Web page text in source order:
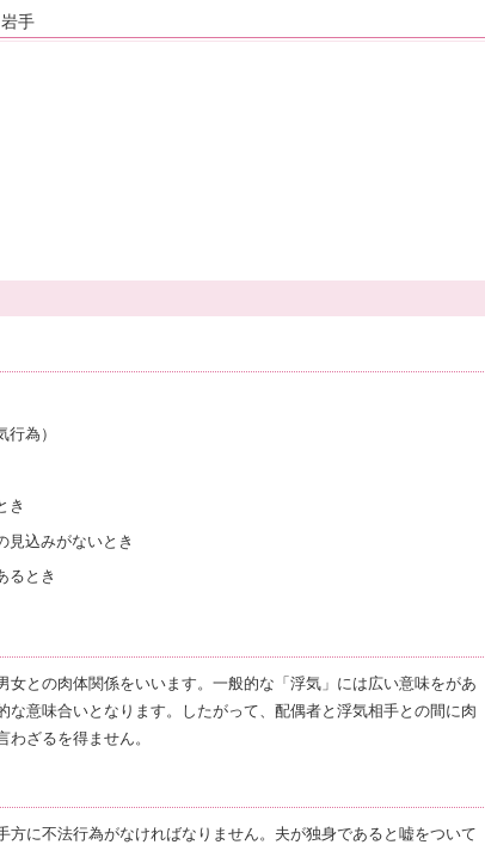
手
為）
き
見込みがないとき
るとき
女との肉体関係をいいます。一般的な「浮気」には広い意味をがあ
な意味合いとなります。したがって、配偶者と浮気相手との間に肉
ざるを得ません。
方に不法行為がなければなりません。夫が独身であると嘘をついて